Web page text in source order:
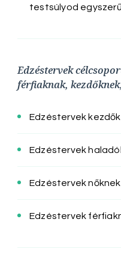
testsúlyod
Edzéstervek
férfiaknak,
Edzéstervek
Edzéstervek
Edzéstervek nőknek
Edzéstervek